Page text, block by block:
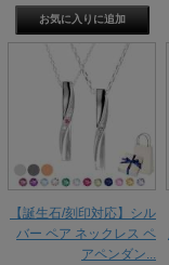
【誕生石/刻印対応】シル
バー ペア ネックレス ペ
アペンダン...